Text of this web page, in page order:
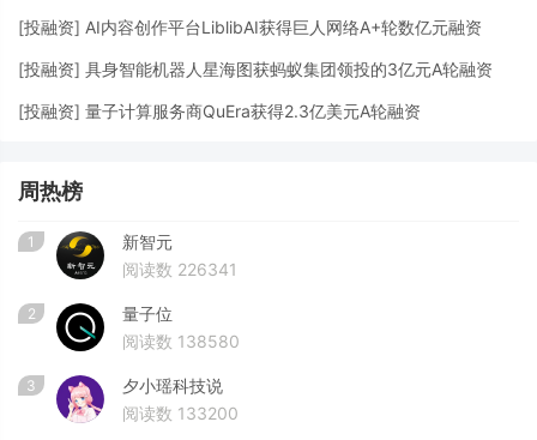
[投融资] AI内容创作平台LiblibAI获得巨人网络A+轮数亿元融资
[投融资] 具身智能机器人星海图获蚂蚁集团领投的3亿元A轮融资
[投融资] 量子计算服务商QuEra获得2.3亿美元A轮融资
周热榜
1
新智元
阅读数 226341
2
量子位
阅读数 138580
3
夕小瑶科技说
阅读数 133200